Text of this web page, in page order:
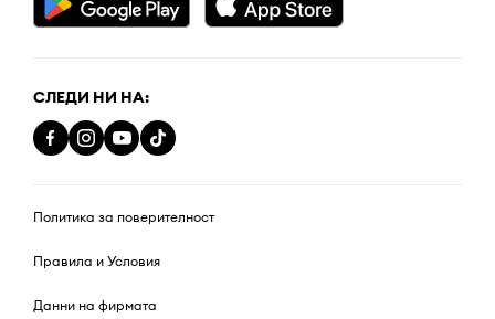
СЛЕДИ НИ НА:
Политика за поверителност
Правила и Условия
Данни на фирмата